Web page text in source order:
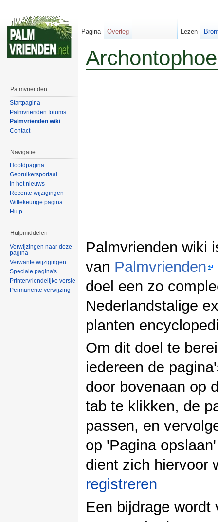
Palmvrienden wiki
van Palmvrienden
doel een zo
Nederlandstalige
planten
Om dit doel te
iedereen de
door bovenaan op
tab te klikken, de
passen, en
op 'Pagina
dient zich hiervoor
registreren
Een bijdrage wordt
Pagina Overleg Lezen
Palmvrienden
Startpagina
Palmvrienden forums
Palmvrienden wiki
Contact
Navigatie
Hoofdpagina
Gebruikersportaal
In het nieuws
Recente wijzigingen
Willekeurige pagina
Hulp
Hulpmiddelen
Verwijzingen naar deze
pagina
Verwante wijzigingen
Speciale pagina's
Printervriendelijke versie
Permanente verwijzing